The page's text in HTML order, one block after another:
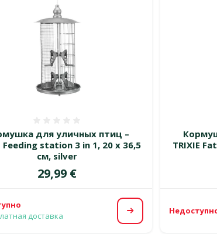
для уличных птиц –
Feeding station 3 in 1, 20 x 36,5
см, silver
Цена
29,99 €
доставка
Посмотреть
TRIXIE